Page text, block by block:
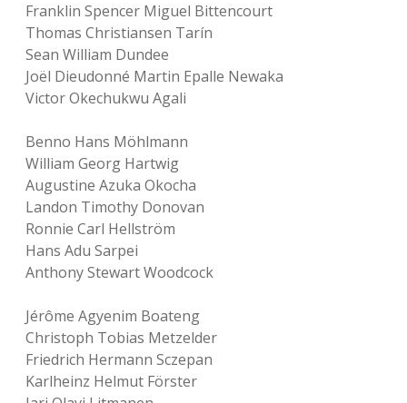
Franklin Spencer Miguel Bittencourt
Thomas Christiansen Tarín
Sean William Dundee
Joël Dieudonné Martin Epalle Newaka
Victor Okechukwu Agali
Benno Hans Möhlmann
William Georg Hartwig
Augustine Azuka Okocha
Landon Timothy Donovan
Ronnie Carl Hellström
Hans Adu Sarpei
Anthony Stewart Woodcock
Jérôme Agyenim Boateng
Christoph Tobias Metzelder
Friedrich Hermann Sczepan
Karlheinz Helmut Förster